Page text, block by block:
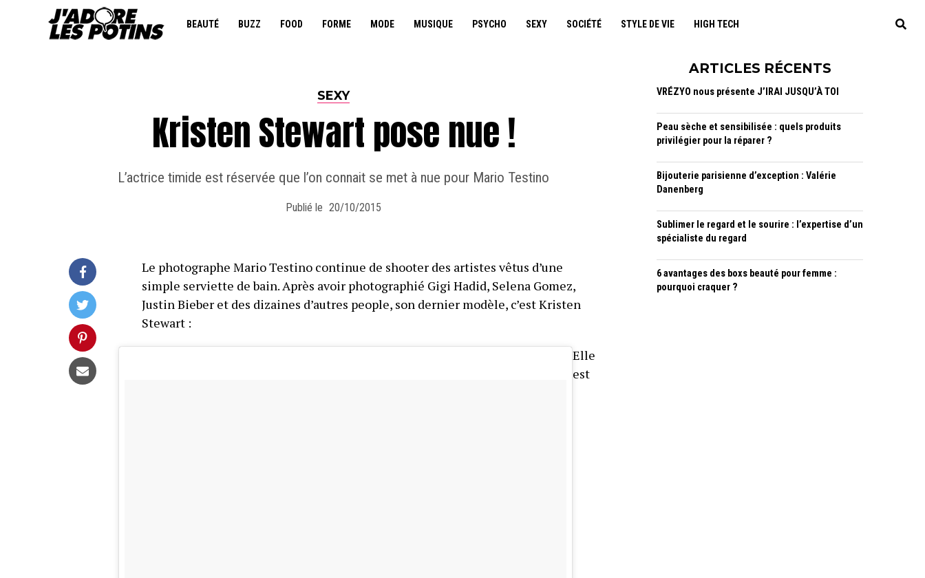
BEAUTÉ BUZZ FOOD FORME MODE MUSIQUE PSYCHO SEXY SOCIÉTÉ STYLE DE VIE HIGH TECH
SEXY
Kristen Stewart pose nue !
L’actrice timide est réservée que l’on connait se met à nue pour Mario Testino
Publié le 20/10/2015
Le photographe Mario Testino continue de shooter des artistes vêtus d’une
simple serviette de bain. Après avoir photographié Gigi Hadid, Selena Gomez,
Justin Bieber et des dizaines d’autres people, son dernier modèle, c’est Kristen
Stewart :
Elle
est
ARTICLES RÉCENTS
VRÉZYO nous présente J’IRAI JUSQU’À TOI
Peau sèche et sensibilisée : quels produits
privilégier pour la réparer ?
Bijouterie parisienne d’exception : Valérie
Danenberg
Sublimer le regard et le sourire : l’expertise d’un
spécialiste du regard
6 avantages des boxs beauté pour femme :
pourquoi craquer ?